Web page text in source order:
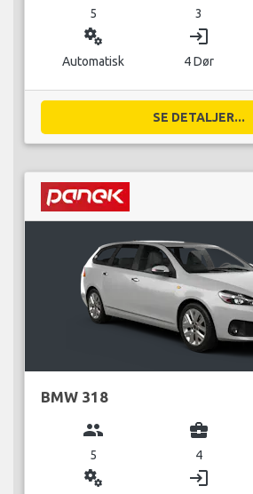
5 3
miscellaneous_services
Automatisk
login
4 Dør
SE DETALJER...
BMW 318
group
5
business_center
4
miscellaneous_services login